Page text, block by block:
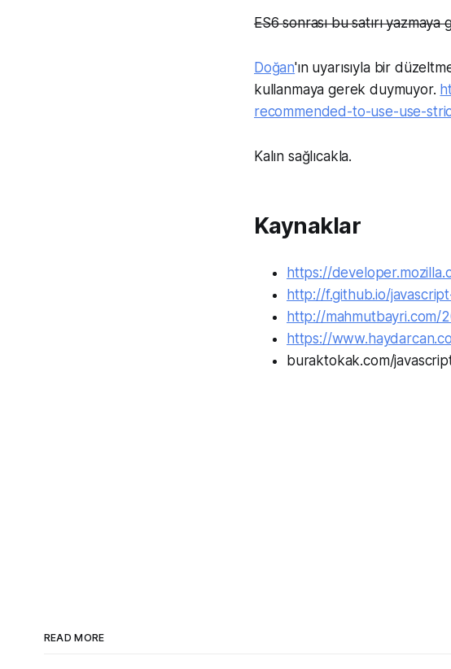
ES6 sonrası bu satırı
Doğan'ın uyarısıyla bir
kullanmaya gerek duymuyor.
recommended-to-use-use-
Kalın sağlıcakla.
Kaynaklar
https://
http://f.github.io/
http://mahmutbayri.com/
https://
buraktokak.com/
READ MORE